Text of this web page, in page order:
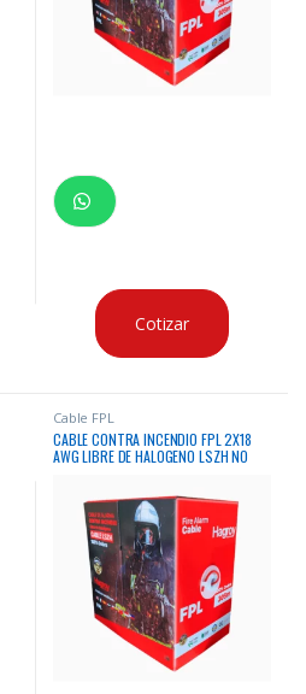
Cotizar
Cable FPL
CABLE CONTRA INCENDIO FPL 2X18
AWG LIBRE DE HALOGENO LSZH NO